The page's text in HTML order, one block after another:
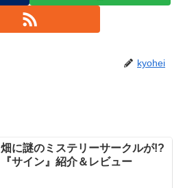
kyohei
畑に謎のミステリーサークルが!?
『サイン』紹介＆レビュー